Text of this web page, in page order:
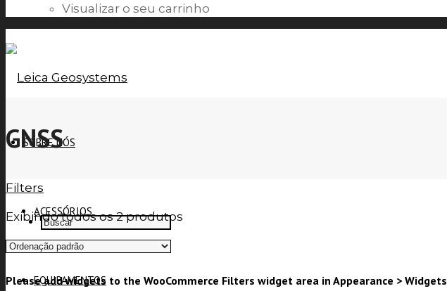
Visualizar o seu carrinho
SOBRE NÓS
ACESSÓRIOS
EQUIPAMENTOS
GNSS
Filters
Exibindo todos os 2 produtos
Please add widgets to the WooCommerce Filters widget area in Appearance > Widgets